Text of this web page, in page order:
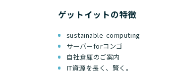
ゲットイットの特徴
sustainable-computing
サーバーforコンゴ
自社倉庫のご案内
IT資源を長く、賢く。